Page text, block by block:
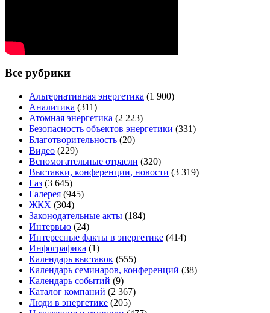
Все рубрики
Альтернативная энергетика (1 900)
Аналитика (311)
Атомная энергетика (2 223)
Безопасность объектов энергетики (331)
Благотворительность (20)
Видео (229)
Вспомогательные отрасли (320)
Выставки, конференции, новости (3 319)
Газ (3 645)
Галерея (945)
ЖКХ (304)
Законодательные акты (184)
Интервью (24)
Интересные факты в энергетике (414)
Инфографика (1)
Календарь выставок (555)
Календарь семинаров, конференций (38)
Календарь событий (9)
Каталог компаний (2 367)
Люди в энергетике (205)